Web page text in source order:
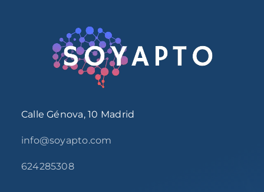
Calle Génova, 10 Madrid
info@soyapto.com
624285308